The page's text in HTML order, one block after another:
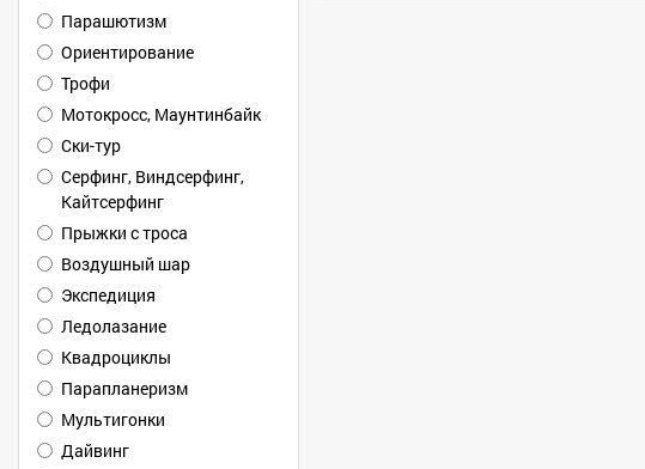
Парашютизм
Ориентирование
Трофи
Мотокросс, Маунтинбайк
Ски-тур
Серфинг, Виндсерфинг,
Кайтсерфинг
Прыжки с троса
Воздушный шар
Экспедиция
Ледолазание
Квадроциклы
Парапланеризм
Мультигонки
Дайвинг